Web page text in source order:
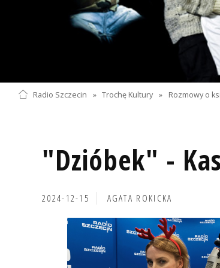
Radio Szczecin » Trochę Kultury » Rozmowy o
"Dzióbek" -
2024-12-15 AGATA ROKICKA